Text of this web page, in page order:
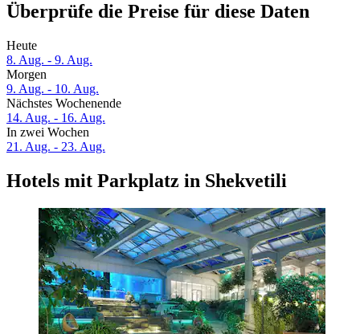
Überprüfe die Preise für diese Daten
Heute
8. Aug. - 9. Aug.
Morgen
9. Aug. - 10. Aug.
Nächstes Wochenende
14. Aug. - 16. Aug.
In zwei Wochen
21. Aug. - 23. Aug.
Hotels mit Parkplatz in Shekvetili